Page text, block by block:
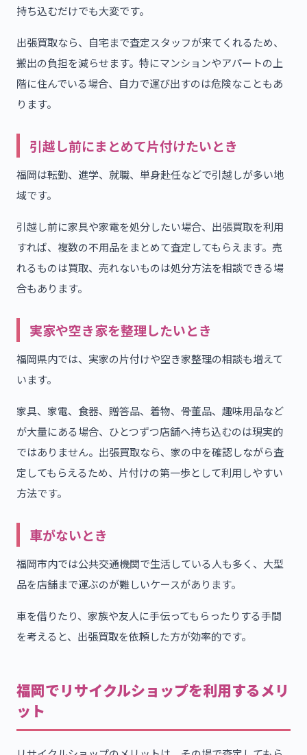
持ち込むだけでも大変です。
出張買取なら、自宅まで査定スタッフが来てくれるため、
搬出の負担を減らせます。特にマンションやアパートの上
階に住んでいる場合、自力で運び出すのは危険なこともあ
ります。
引越し前にまとめて片付けたいとき
福岡は転勤、進学、就職、単身赴任などで引越しが多い地
域です。
引越し前に家具や家電を処分したい場合、出張買取を利用
すれば、複数の不用品をまとめて査定してもらえます。売
れるものは買取、売れないものは処分方法を相談できる場
合もあります。
実家や空き家を整理したいとき
福岡県内では、実家の片付けや空き家整理の相談も増えて
います。
家具、家電、食器、贈答品、着物、骨董品、趣味用品など
が大量にある場合、ひとつずつ店舗へ持ち込むのは現実的
ではありません。出張買取なら、家の中を確認しながら査
定してもらえるため、片付けの第一歩として利用しやすい
方法です。
車がないとき
福岡市内では公共交通機関で生活している人も多く、大型
品を店舗まで運ぶのが難しいケースがあります。
車を借りたり、家族や友人に手伝ってもらったりする手間
を考えると、出張買取を依頼した方が効率的です。
福岡でリサイクルショップを利用するメリ
ット